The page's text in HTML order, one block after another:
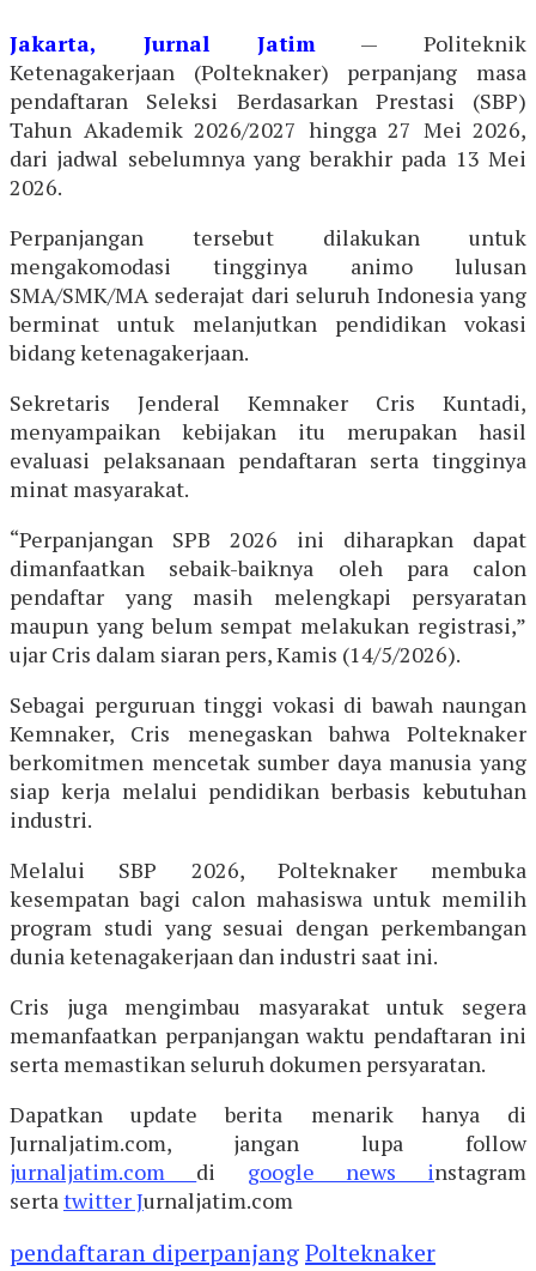
Jakarta, Jurnal Jatim — Politeknik
Ketenagakerjaan (Polteknaker) perpanjang masa
pendaftaran Seleksi Berdasarkan Prestasi (SBP)
Tahun Akademik 2026/2027 hingga 27 Mei 2026,
dari jadwal sebelumnya yang berakhir pada 13 Mei
2026.
Perpanjangan tersebut dilakukan untuk
mengakomodasi tingginya animo lulusan
SMA/SMK/MA sederajat dari seluruh Indonesia yang
berminat untuk melanjutkan pendidikan vokasi
bidang ketenagakerjaan.
Sekretaris Jenderal Kemnaker Cris Kuntadi,
menyampaikan kebijakan itu merupakan hasil
evaluasi pelaksanaan pendaftaran serta tingginya
minat masyarakat.
“Perpanjangan SPB 2026 ini diharapkan dapat
dimanfaatkan sebaik-baiknya oleh para calon
pendaftar yang masih melengkapi persyaratan
maupun yang belum sempat melakukan registrasi,”
ujar Cris dalam siaran pers, Kamis (14/5/2026).
Sebagai perguruan tinggi vokasi di bawah naungan
Kemnaker, Cris menegaskan bahwa Polteknaker
berkomitmen mencetak sumber daya manusia yang
siap kerja melalui pendidikan berbasis kebutuhan
industri.
Melalui SBP 2026, Polteknaker membuka
kesempatan bagi calon mahasiswa untuk memilih
program studi yang sesuai dengan perkembangan
dunia ketenagakerjaan dan industri saat ini.
Cris juga mengimbau masyarakat untuk segera
memanfaatkan perpanjangan waktu pendaftaran ini
serta memastikan seluruh dokumen persyaratan.
Dapatkan update berita menarik hanya di
Jurnaljatim.com, jangan lupa follow
jurnaljatim.com di google news instagram
serta twitter Jurnaljatim.com
pendaftaran diperpanjangPolteknaker